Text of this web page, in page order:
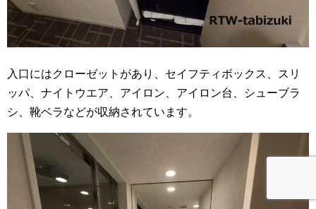
入口にはクローゼットがあり、セイフティボックス、スリ
ッパ、ナイトウエア、アイロン、アイロン台、シューブラ
シ、靴ベラなどが収納されています。